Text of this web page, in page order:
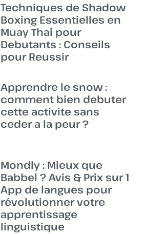
Techniques de Shadow
Boxing Essentielles en
Muay Thai pour
Debutants : Conseils
pour Reussir
Apprendre le snow :
comment bien debuter
cette activite sans
ceder a la peur ?
Mondly : Mieux que
Babbel ? Avis & Prix sur 1
App de langues pour
révolutionner votre
apprentissage
linguistique